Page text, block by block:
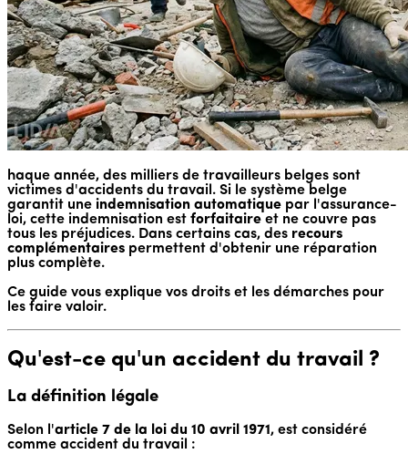
haque année, des milliers de travailleurs belges sont
victimes d'accidents du travail. Si le système belge
garantit une indemnisation automatique par l'assurance-
loi, cette indemnisation est forfaitaire et ne couvre pas
tous les préjudices. Dans certains cas, des recours
complémentaires permettent d'obtenir une réparation
plus complète.
Ce guide vous explique vos droits et les démarches pour
les faire valoir.
Qu'est-ce qu'un accident du travail ?
La définition légale
Selon l'article 7 de la loi du 10 avril 1971 , est considéré
comme accident du travail :